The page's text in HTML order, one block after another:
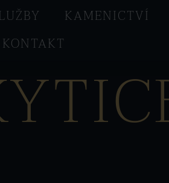
KAMENICTVÍ
KONTAKT